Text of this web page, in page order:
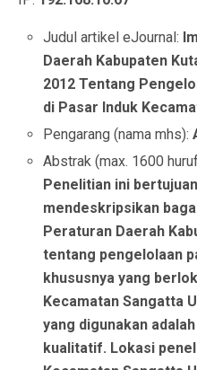
Judul artikel eJournal:
Daerah Kabupaten
2012 Tentang
di Pasar Induk
Pengarang (nama mhs):
Abstrak (max. 1600
Penelitian ini
mendeskripsikan
Peraturan Daerah
tentang pengelolaan
khususnya yang
Kecamatan Sangatta
yang digunakan
kualitatif. Lokasi